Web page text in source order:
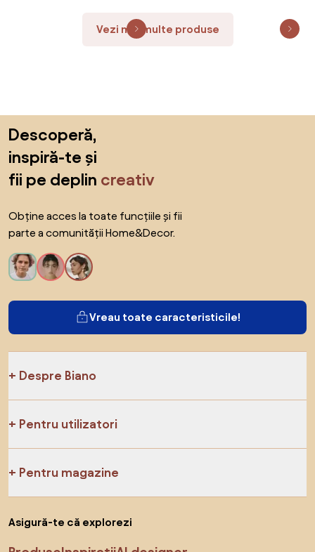
Vezi mai multe produse
Descoperă,
inspiră-te și
fii pe deplin creativ
Obține acces la toate funcțiile și fii
parte a comunității Home&Decor.
Vreau toate caracteristicile!
Despre Biano
Pentru utilizatori
Pentru magazine
Asigură-te că explorezi